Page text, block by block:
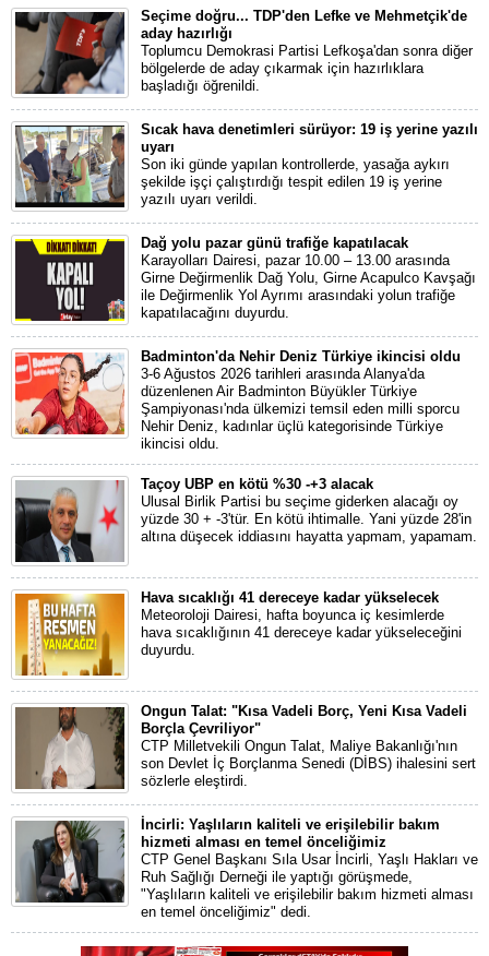
Seçime doğru... TDP'den Lefke ve Mehmetçik'de
aday hazırlığı
Toplumcu Demokrasi Partisi Lefkoşa'dan sonra diğer
bölgelerde de aday çıkarmak için hazırlıklara
başladığı öğrenildi.
Sıcak hava denetimleri sürüyor: 19 iş yerine yazılı
uyarı
Son iki günde yapılan kontrollerde, yasağa aykırı
şekilde işçi çalıştırdığı tespit edilen 19 iş yerine
yazılı uyarı verildi.
Dağ yolu pazar günü trafiğe kapatılacak
Karayolları Dairesi, pazar 10.00 – 13.00 arasında
Girne Değirmenlik Dağ Yolu, Girne Acapulco Kavşağı
ile Değirmenlik Yol Ayrımı arasındaki yolun trafiğe
kapatılacağını duyurdu.
Badminton'da Nehir Deniz Türkiye ikincisi oldu
3-6 Ağustos 2026 tarihleri arasında Alanya'da
düzenlenen Air Badminton Büyükler Türkiye
Şampiyonası'nda ülkemizi temsil eden milli sporcu
Nehir Deniz, kadınlar üçlü kategorisinde Türkiye
ikincisi oldu.
Taçoy UBP en kötü %30 -+3 alacak
Ulusal Birlik Partisi bu seçime giderken alacağı oy
yüzde 30 + -3'tür. En kötü ihtimalle. Yani yüzde 28'in
altına düşecek iddiasını hayatta yapmam, yapamam.
Hava sıcaklığı 41 dereceye kadar yükselecek
Meteoroloji Dairesi, hafta boyunca iç kesimlerde
hava sıcaklığının 41 dereceye kadar yükseleceğini
duyurdu.
Ongun Talat: "Kısa Vadeli Borç, Yeni Kısa Vadeli
Borçla Çevriliyor"
CTP Milletvekili Ongun Talat, Maliye Bakanlığı'nın
son Devlet İç Borçlanma Senedi (DİBS) ihalesini sert
sözlerle eleştirdi.
İncirli: Yaşlıların kaliteli ve erişilebilir bakım
hizmeti alması en temel önceliğimiz
CTP Genel Başkanı Sıla Usar İncirli, Yaşlı Hakları ve
Ruh Sağlığı Derneği ile yaptığı görüşmede,
"Yaşlıların kaliteli ve erişilebilir bakım hizmeti alması
en temel önceliğimiz" dedi.